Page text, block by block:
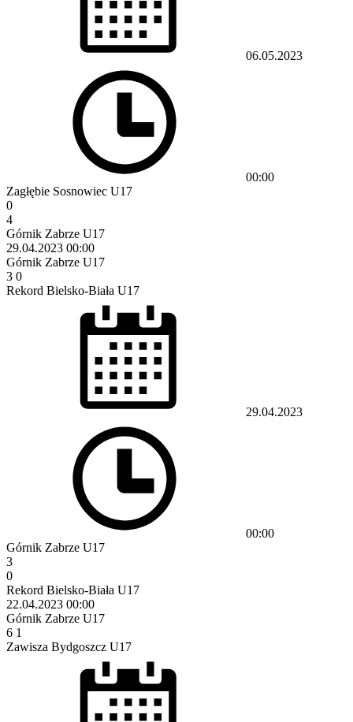
06.05.2023
00:00
Zagłębie Sosnowiec U17
0
4
Górnik Zabrze U17
29.04.2023 00:00
Górnik Zabrze U17
3 0
Rekord Bielsko-Biała U17
29.04.2023
00:00
Górnik Zabrze U17
3
0
Rekord Bielsko-Biała U17
22.04.2023 00:00
Górnik Zabrze U17
6 1
Zawisza Bydgoszcz U17